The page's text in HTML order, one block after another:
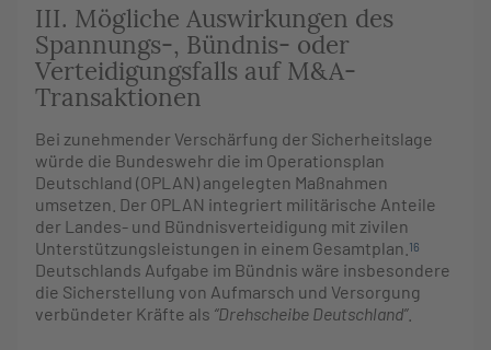
III. Mögliche Auswirkungen des
Spannungs-, Bündnis- oder
Verteidigungsfalls auf M&A-
Transaktionen
Bei zunehmender Verschärfung der Sicherheitslage
würde die Bundeswehr die im Operationsplan
Deutschland (OPLAN) angelegten Maßnahmen
umsetzen. Der OPLAN integriert militärische Anteile
der Landes- und Bündnisverteidigung mit zivilen
Unterstützungsleistungen in einem Gesamtplan. 16
Deutschlands Aufgabe im Bündnis wäre insbesondere
die Sicherstellung von Aufmarsch und Versorgung
verbündeter Kräfte als “Drehscheibe Deutschland”.